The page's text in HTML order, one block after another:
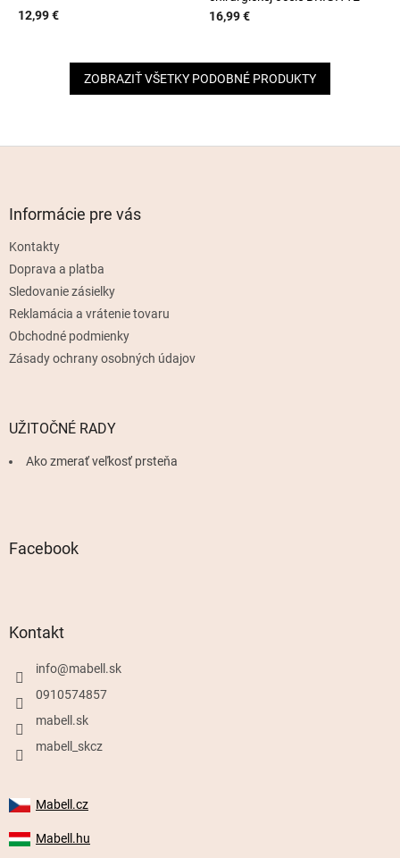
12,99 €
16,99 €
ZOBRAZIŤ VŠETKY PODOBNÉ PRODUKTY
Informácie pre vás
Kontakty
Doprava a platba
Sledovanie zásielky
Reklamácia a vrátenie tovaru
Obchodné podmienky
Zásady ochrany osobných údajov
UŽITOČNÉ RADY
Ako zmerať veľkosť prsteňa
Facebook
Kontakt
info@mabell.sk
0910574857
mabell.sk
mabell_skcz
Mabell.cz
Mabell.hu